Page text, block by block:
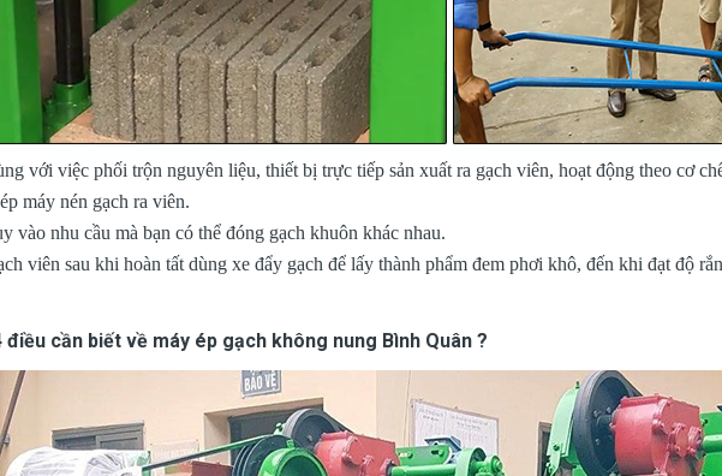
với việc phối trộn nguyên liệu, thiết bị trực tiếp sản xuất ra gạch viên, hoạt động theo cơ
máy nén gạch ra viên.
vào nhu cầu mà bạn có thể đóng gạch khuôn khác nhau.
viên sau khi hoàn tất dùng xe đẩy gạch để lấy thành phẩm đem phơi khô, đến khi đạt độ
điều cần biết về máy ép gạch không nung Bình Quân ?